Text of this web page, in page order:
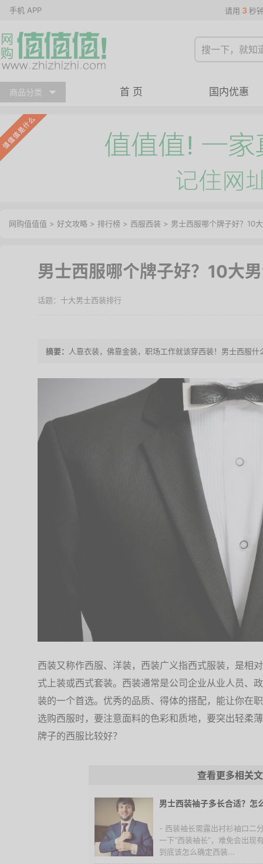
手机 APP 请用 3 秒
商品分类 首 页 国内优惠
网购值值值 > 好文攻略 > 排行榜 > 西服西装 > 男士西服哪个牌子好？10
男士西服哪个牌子好？10大
十大男士西装排行
人靠衣装，佛靠金装，职场工作就该穿西装！男士西服
西装又称作西服、洋装，西装广义指西式服装，是相
式上装或西式套装。西装通常是公司企业从业人员、
装的一个首选。优秀的品质、得体的搭配，能让你在
选购西服时，要注意面料的色彩和质地，要突出轻柔
牌子的西服比较好？
查看更多相关
男士西装袖子多长合适？怎
- 西装袖长需露出衬衫袖口二
一下“西装袖长”，难免会出现
到底该怎么确定西装...